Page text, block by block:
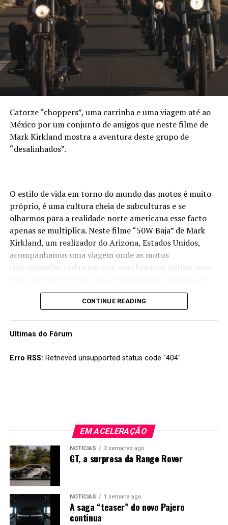
Catorze “choppers”, uma carrinha e uma viagem até ao
México por um conjunto de amigos que neste filme de
Mark Kirkland mostra a aventura deste grupo de
“desalinhados”.
O estilo de vida em torno do mundo das motos é muito
próprio, é uma cultura cheia de subculturas e se
olharmos para a realidade norte americana esse facto
apenas se multiplica. Neste filme “50W Baja” de Mark
Kirkland, um realizador do Arizona, Estados Unidos,
acompanhamos uma viagem onde as motos
customizadas, cada uma com uma honrosa patina, uma
surf e skates e um grupo de amigos vão rumo a sul, mais
precisamente até ao México:CONTINUE READING
Ultimas do Fórum
Erro RSS: Retrieved unsupported status code "404"
EM ACELERAÇÃO
NOTÍCIAS 2 semanas ago
GT, a surpresa da Range Rover
NOTÍCIAS 1 semana ago
A saga “teaser” do novo Pajero
continua